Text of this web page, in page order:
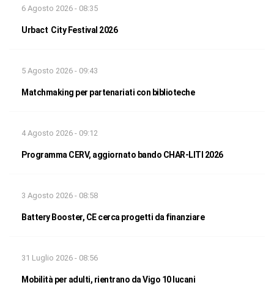
6 Agosto 2026 - 08:35
Urbact City Festival 2026
5 Agosto 2026 - 09:43
Matchmaking per partenariati con biblioteche
4 Agosto 2026 - 09:12
Programma CERV, aggiornato bando CHAR-LITI 2026
3 Agosto 2026 - 08:58
Battery Booster, CE cerca progetti da finanziare
31 Luglio 2026 - 08:56
Mobilità per adulti, rientrano da Vigo 10 lucani